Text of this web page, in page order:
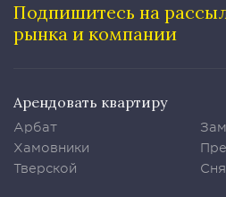
Подпишитесь на
рынка и компании
Арендовать квартиру
Арбат
Хамовники
Тверской